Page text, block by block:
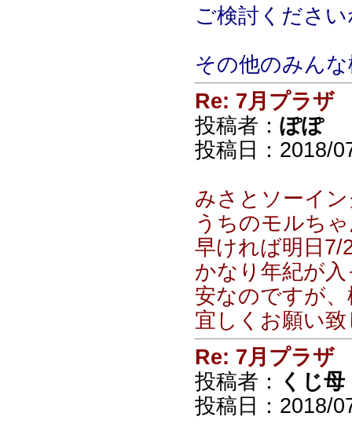
ご検討くださ
その他のみん
Re: 7月プラザ
投稿者： ぽぽ
投稿日：2018/
みさとソーイ
うちのモルち
早ければ明日7/
かなり年紀が
安なのですが
宜しくお願い
Re: 7月プラザ
投稿者：
くじ母
投稿日：2018/